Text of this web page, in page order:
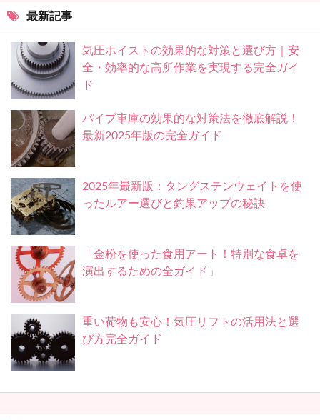
最新記事
気圧ホイストの効果的な対策と選び方｜安
全・効率的な高所作業を実現する完全ガイ
ド
パイプ車庫の効果的な対策法を徹底解説！
最新2025年版の完全ガイド
2025年最新版：タングステンウェイトを使
ったルアー選びと釣果アップの秘訣
「金粉を使った食用アート！特別な食卓を
演出するための全ガイド」
重い荷物も安心！気圧リフトの活用法と選
び方完全ガイド